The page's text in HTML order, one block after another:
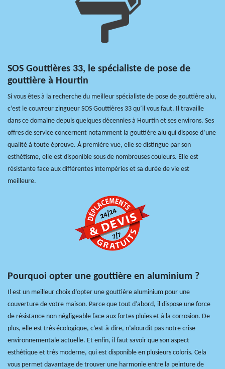
SOS Gouttières 33, le spécialiste de pose de
gouttière à Hourtin
Si vous êtes à la recherche du meilleur spécialiste de pose de gouttière alu,
c’est le couvreur zingueur SOS Gouttières 33 qu’il vous faut. Il travaille
dans ce domaine depuis quelques décennies à Hourtin et ses environs. Ses
offres de service concernent notamment la gouttière alu qui dispose d’une
qualité à toute épreuve. À première vue, elle se distingue par son
esthétisme, elle est disponible sous de nombreuses couleurs. Elle est
résistante face aux différentes intempéries et sa durée de vie est
meilleure.
Pourquoi opter une gouttière en aluminium ?
Il est un meilleur choix d’opter une gouttière aluminium pour une
couverture de votre maison. Parce que tout d’abord, il dispose une force
de résistance non négligeable face aux fortes pluies et à la corrosion. De
plus, elle est très écologique, c’est-à-dire, n’alourdit pas notre crise
environnementale actuelle. Et enfin, il faut savoir que son aspect
esthétique et très moderne, qui est disponible en plusieurs coloris. Cela
vous permet davantage de trouver une harmonie entre la peinture de